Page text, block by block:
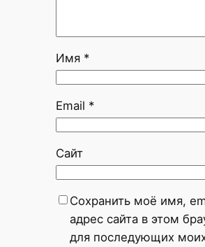
Имя *
Email *
Сайт
Сохранить моё имя,
адрес сайта в этом
для последующих